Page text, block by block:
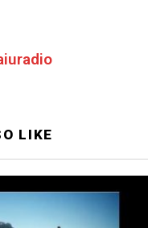
LIKE